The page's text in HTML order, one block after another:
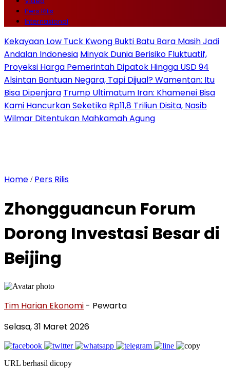
Pers Rilis
Internasional
Kekayaan Low Tuck Kwong Bukti Batu Bara Masih Jadi
Andalan Indonesia Minyak Dunia Berisiko Fluktuatif,
Proyeksi Harga Pemerintah Dipatok Hingga USD 94
Alsintan Bantuan Negara, Tapi Dijual? Wamentan: Itu
Bisa Dipenjara Trump Ultimatum Iran: Khamenei Bisa
Kami Hancurkan Seketika Rp11,8 Triliun Disita, Nasib
Wilmar Ditentukan Mahkamah Agung
Home / Pers Rilis
Zhongguancun Forum
Dorong Investasi Besar di
Beijing
Tim Harian Ekonomi - Pewarta
Selasa, 31 Maret 2026
URL berhasil dicopy